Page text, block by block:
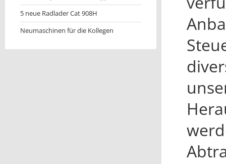
5 neue Radlader Cat 908H
Neumaschinen für die Kollegen